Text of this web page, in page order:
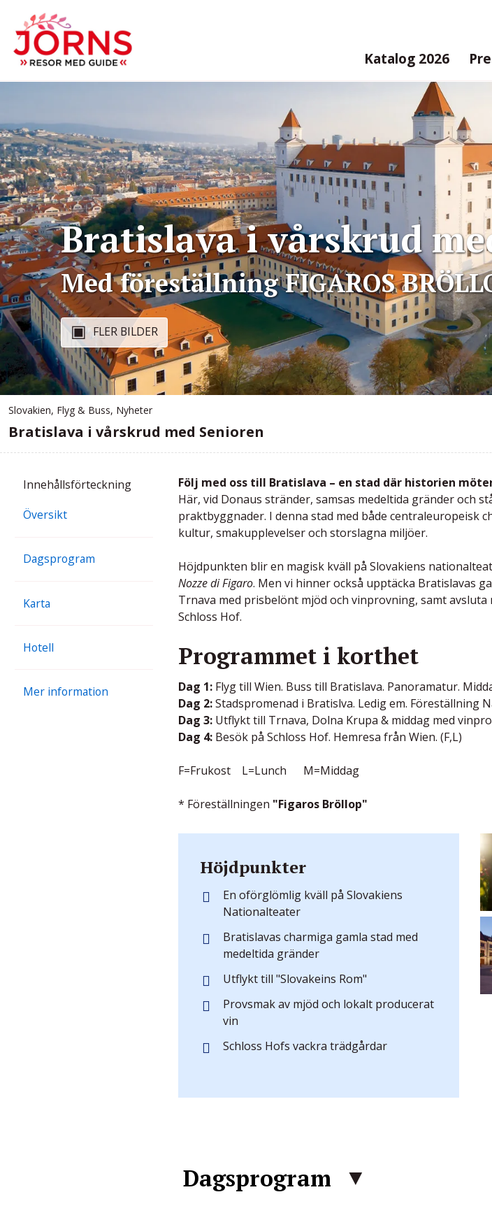
Katalog 2026
Bratislava i vårskrud
Med föreställning FIGAROS
FLER BILDER
Slovakien, Flyg & Buss, Nyheter
Bratislava i vårskrud med Senioren
Innehållsförteckning
Översikt
Dagsprogram
Karta
Hotell
Mer information
Följ med oss till Bratislava – en stad där historien
Här, vid Donaus stränder, samsas medeltida gränder och
praktbyggnader. I denna stad med både centraleuropeisk
kultur, smakupplevelser och storslagna miljöer.
Höjdpunkten blir en magisk kväll på Slovakiens
Nozze di Figaro. Men vi hinner också upptäcka Bratislavas
Trnava med prisbelönt mjöd och vinprovning, samt
Schloss Hof.
Programmet i korthet
Dag 1: Flyg till Wien. Buss till Bratislava. Panoramatur.
Dag 2:Stadspromenad i Bratislva. Ledig em. Föreställning
Dag 3: Utflykt till Trnava, Dolna Krupa & middag med
Dag 4: Besök på Schloss Hof. Hemresa från Wien. (F,L)
F=Frukost L=Lunch M=Middag
* Föreställningen "Figaros Bröllop"
Höjdpunkter
En oförglömlig kväll på Slovakiens
Nationalteater
Bratislavas charmiga gamla stad med
medeltida gränder
Utflykt till "Slovakeins Rom"
Provsmak av mjöd och lokalt producerat
vin
Schloss Hofs vackra trädgårdar
Dagsprogram